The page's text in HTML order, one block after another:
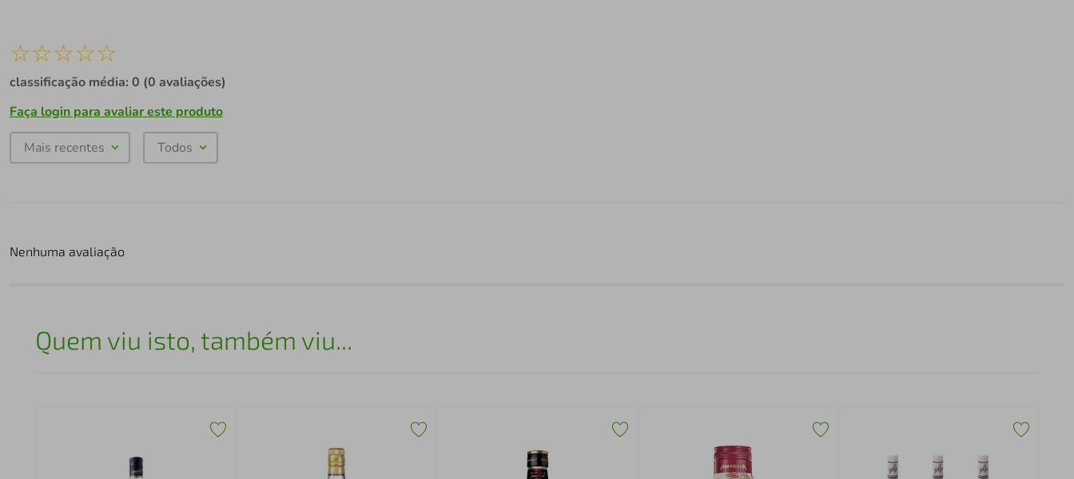
☆☆☆☆☆
classificação média: 0 (0 avaliações)
Faça login para avaliar este produto
Mais recentes Todos
Nenhuma avaliação
Quem viu isto, também viu...